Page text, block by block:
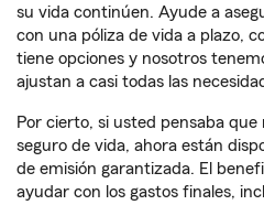
su vida continúen. Ayude a
con una póliza de vida a plazo,
tiene opciones y nosotros
ajustan a casi todas las
Por cierto, si usted pensaba que
seguro de vida, ahora están
de emisión garantizada. El
ayudar con los gastos finales,